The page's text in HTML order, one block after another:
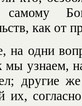
самому
как от
на одни
мы узнаем,
другие
их,